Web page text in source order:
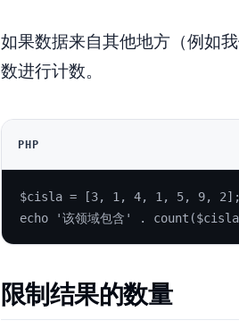
如果数据来自其他地方（例如
数进行计数。
PHP
$cisla = [3, 1, 4, 1, 5, 9, 2];
echo '该领域包含' .
限制结果的数量